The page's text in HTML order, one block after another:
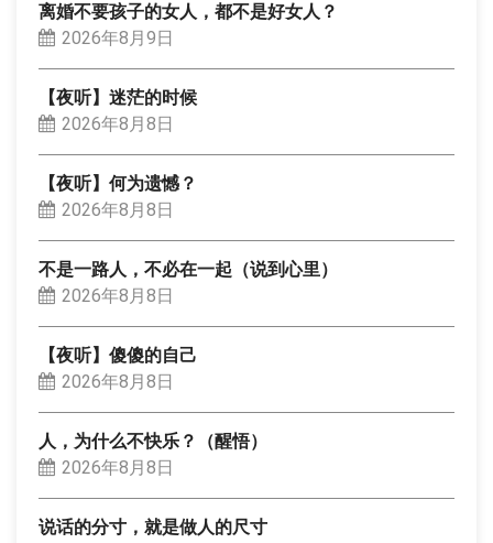
离婚不要孩子的女人，都不是好女人？
2026年8月9日
【夜听】迷茫的时候
2026年8月8日
【夜听】何为遗憾？
2026年8月8日
不是一路人，不必在一起（说到心里）
2026年8月8日
【夜听】傻傻的自己
2026年8月8日
人，为什么不快乐？（醒悟）
2026年8月8日
说话的分寸，就是做人的尺寸